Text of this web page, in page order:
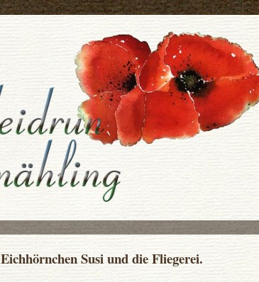
Eichhörnchen Susi und die Fliegerei.